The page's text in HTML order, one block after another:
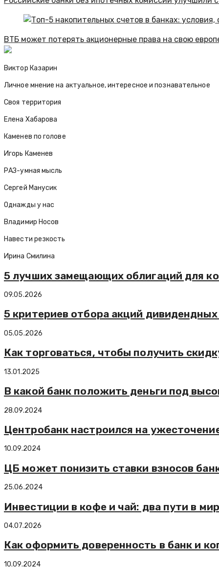
ВТБ может потерять акционерные права на свою
Виктор Казарин
Личное мнение на актуальное, интересное и познавательное
Своя территория
Елена Хабарова
Каменев по голове
Игорь Каменев
РАЗ-умная мысль
Сергей Манусик
Однажды у нас
Владимир Носов
Навести резкость
Ирина Смилина
5 лучших замещающих облигаций для
09.05.2026
5 критериев отбора акций
05.05.2026
Как торговаться, чтобы получить
13.01.2025
В какой банк положить деньги под
28.09.2024
Центробанк настроился на
10.09.2024
ЦБ может понизить ставки взносов
25.06.2024
Инвестиции в кофе и чай: два пути в
04.07.2026
Как оформить доверенность в банк и
10.09.2024